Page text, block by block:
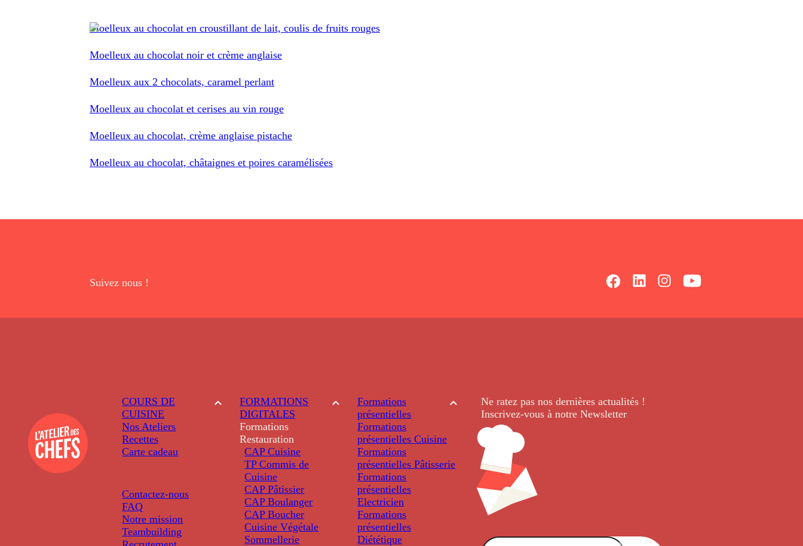
Moelleux au chocolat en croustillant de lait, coulis de fruits rouges
Moelleux au chocolat noir et crème anglaise
Moelleux aux 2 chocolats, caramel perlant
Moelleux au chocolat et cerises au vin rouge
Moelleux au chocolat, crème anglaise pistache
Moelleux au chocolat, châtaignes et poires caramélisées
Suivez nous !
COURS DE
CUISINE
Nos Ateliers
Recettes
Carte cadeau
Contactez-nous
FAQ
Notre mission
Teambuilding
FORMATIONS
DIGITALES
Formations
Restauration
CAP Cuisine
TP Commis de
Cuisine
CAP Pâtissier
CAP Boulanger
CAP Boucher
Cuisine Végétale
Sommellerie
Formations
présentielles
Formations
présentielles Cuisine
Formations
présentielles Pâtisserie
Formations
présentielles
Electricien
Formations
présentielles
Diététique
Ne ratez pas nos dernièresactualités !
Inscrivez-vous à notre Newsletter.